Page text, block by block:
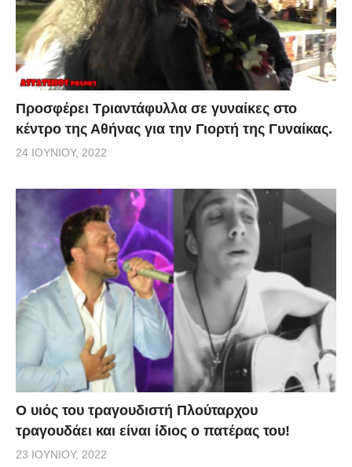
Προσφέρει Τριαντάφυλλα σε γυναίκες στο
κέντρο της Αθήνας για την Γιορτή της Γυναίκας.
24 ΙΟΥΝΊΟΥ, 2022
O υιός του τραγουδιστή Πλούταρχου
τραγουδάει και είναι ίδιος ο πατέρας του!
23 ΙΟΥΝΊΟΥ, 2022